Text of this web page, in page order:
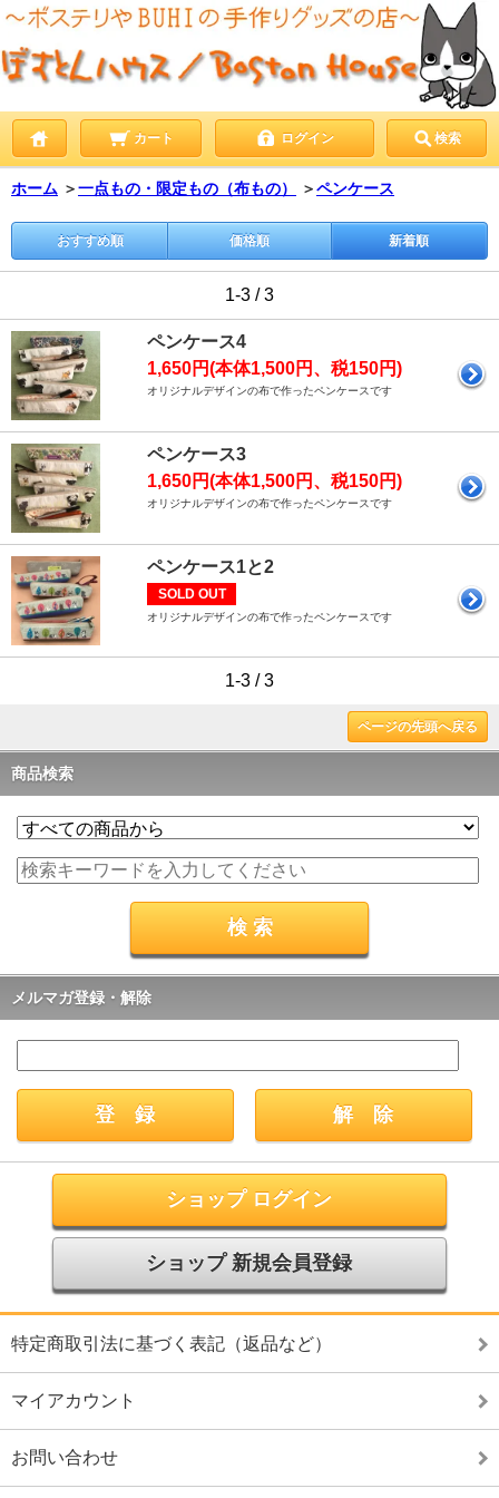
カート ログイン 検索
ホーム ＞一点もの・限定もの（布もの） ＞ペンケース
おすすめ順 価格順 新着順
1-3 / 3
ペンケース4
1,650円(本体1,500円、税150円)
オリジナルデザインの布で作ったペンケースです
ペンケース3
1,650円(本体1,500円、税150円)
オリジナルデザインの布で作ったペンケースです
ペンケース1と2
SOLD OUT
オリジナルデザインの布で作ったペンケースです
1-3 / 3
ページの先頭へ戻る
商品検索
メルマガ登録・解除
ショップ ログイン
ショップ 新規会員登録
特定商取引法に基づく表記（返品など）
マイアカウント
お問い合わせ